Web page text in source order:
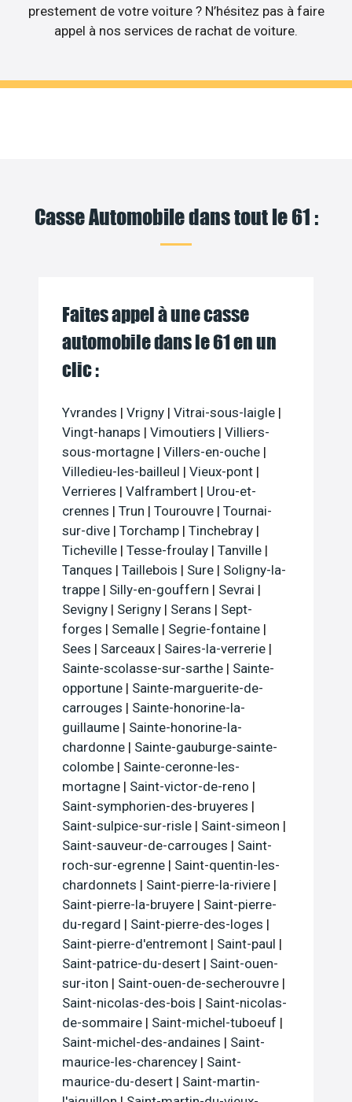
prestement de votre voiture ? N’hésitez pas à faire
appel à nos services de rachat de voiture.
Casse Automobile dans tout le 61 :
Faites appel à une casse
automobile dans le 61 en un
clic :
Yvrandes | Vrigny | Vitrai-sous-laigle |
Vingt-hanaps | Vimoutiers | Villiers-
sous-mortagne | Villers-en-ouche |
Villedieu-les-bailleul | Vieux-pont |
Verrieres | Valframbert | Urou-et-
crennes | Trun | Tourouvre | Tournai-
sur-dive | Torchamp | Tinchebray |
Ticheville | Tesse-froulay | Tanville |
Tanques | Taillebois | Sure | Soligny-la-
trappe | Silly-en-gouffern | Sevrai |
Sevigny | Serigny | Serans | Sept-
forges | Semalle | Segrie-fontaine |
Sees | Sarceaux | Saires-la-verrerie |
Sainte-scolasse-sur-sarthe | Sainte-
opportune | Sainte-marguerite-de-
carrouges | Sainte-honorine-la-
guillaume | Sainte-honorine-la-
chardonne | Sainte-gauburge-sainte-
colombe | Sainte-ceronne-les-
mortagne | Saint-victor-de-reno |
Saint-symphorien-des-bruyeres |
Saint-sulpice-sur-risle | Saint-simeon |
Saint-sauveur-de-carrouges | Saint-
roch-sur-egrenne | Saint-quentin-les-
chardonnets | Saint-pierre-la-riviere |
Saint-pierre-la-bruyere | Saint-pierre-
du-regard | Saint-pierre-des-loges |
Saint-pierre-d'entremont | Saint-paul |
Saint-patrice-du-desert | Saint-ouen-
sur-iton | Saint-ouen-de-secherouvre |
Saint-nicolas-des-bois | Saint-nicolas-
de-sommaire | Saint-michel-tuboeuf |
Saint-michel-des-andaines | Saint-
maurice-les-charencey | Saint-
maurice-du-desert | Saint-martin-